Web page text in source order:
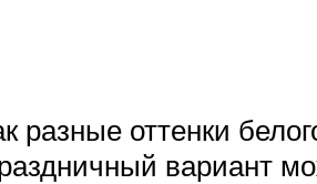
оттенки
вариант